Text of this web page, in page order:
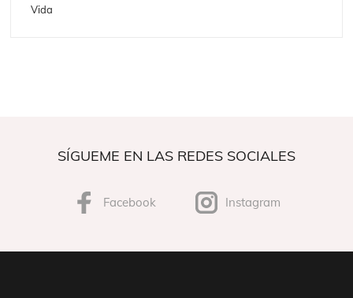
Vida
SÍGUEME EN LAS REDES SOCIALES
Facebook Instagram